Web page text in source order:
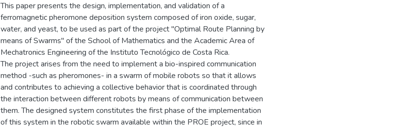
This paper presents the design, implementation, and validation of a
ferromagnetic pheromone deposition system composed of iron oxide, sugar,
water, and yeast, to be used as part of the project "Optimal Route Planning by
means of Swarms" of the School of Mathematics and the Academic Area of
Mechatronics Engineering of the Instituto Tecnológico de Costa Rica.
The project arises from the need to implement a bio-inspired communication
method -such as pheromones- in a swarm of mobile robots so that it allows
and contributes to achieving a collective behavior that is coordinated through
the interaction between different robots by means of communication between
them. The designed system constitutes the first phase of the implementation
of this system in the robotic swarm available within the PROE project, since in